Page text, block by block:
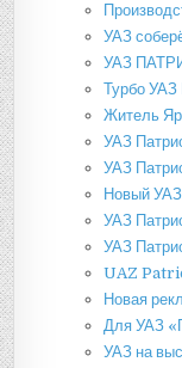
УАЗ
УАЗ
Турбо УАЗ
Житель
УАЗ
УАЗ
Новый
УАЗ
УАЗ
UAZ
Новая
Для УАЗ
УАЗ на